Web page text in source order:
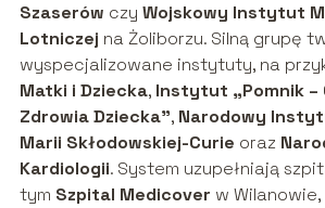
Szaserów czy Wojskowy Instytut
Lotniczej na Żoliborzu. Silną grupę
wyspecjalizowane instytuty, na
Matki i Dziecka, Instytut „Pomnik –
Zdrowia Dziecka”, Narodowy
Marii Skłodowskiej-Curie oraz
Kardiologii. System uzupełniają
tym Szpital Medicover w